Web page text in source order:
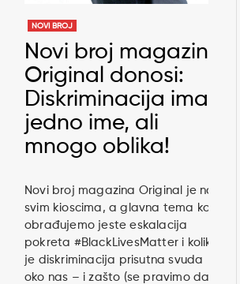
NOVI BROJ
Novi broj magazina
Original donosi:
Diskriminacija ima
jedno ime, ali
mnogo oblika!
Novi broj magazina Original je na
svim kioscima, a glavna tema koju
obrađujemo jeste eskalacija
pokreta #BlackLivesMatter i koliko
je diskriminacija prisutna svuda
oko nas – i zašto (se pravimo da)